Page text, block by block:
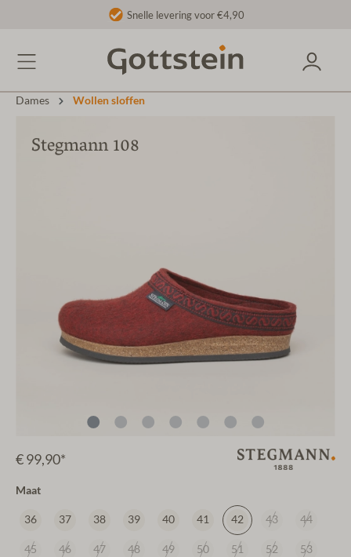
Snelle levering voor €4,90
Dames Wollen sloffen
Stegmann 108
€ 99,90*
Maat
36 37 38 39 40 41 42 43 44
45 46 47 48 49 50 51 52 53